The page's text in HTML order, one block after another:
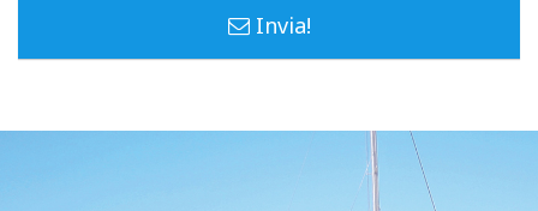
Invia!